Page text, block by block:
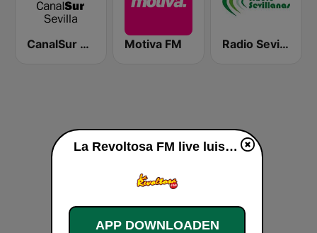
CanalSur Radio Sevilla Motiva FM Radio Sevillanas
La Revoltosa FM live luisteren
APP DOWNLOADEN